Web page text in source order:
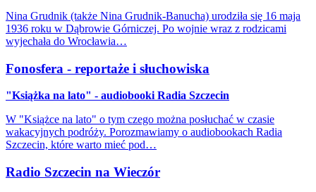
Nina Grudnik (także Nina Grudnik-Banucha) urodziła się 16 maja
1936 roku w Dąbrowie Górniczej. Po wojnie wraz z rodzicami
wyjechała do Wrocławia…
Fonosfera - reportaże i słuchowiska
"Książka na lato" - audiobooki Radia Szczecin
W "Książce na lato" o tym czego można posłuchać w czasie
wakacyjnych podróży. Porozmawiamy o audiobookach Radia
Szczecin, które warto mieć pod…
Radio Szczecin na Wieczór